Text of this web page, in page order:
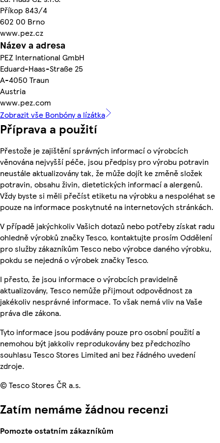
Příkop 843/4
602 00 Brno
www.pez.cz
Název a adresa
PEZ International GmbH
Eduard-Haas-Straße 25
A-4050 Traun
Austria
www.pez.com
Zobrazit vše Bonbóny a lízátka
Příprava a použití
Přestože je zajištění správných informací o výrobcích
věnována nejvyšší péče, jsou předpisy pro výrobu potravin
neustále aktualizovány tak, že může dojít ke změně složek
potravin, obsahu živin, dietetických informací a alergenů.
Vždy byste si měli přečíst etiketu na výrobku a nespoléhat se
pouze na informace poskytnuté na internetových stránkách.
V případě jakýchkoliv Vašich dotazů nebo potřeby získat radu
ohledně výrobků značky Tesco, kontaktujte prosím Oddělení
pro služby zákazníkům Tesco nebo výrobce daného výrobku,
pokdu se nejedná o výrobek značky Tesco.
I přesto, že jsou informace o výrobcích pravidelně
aktualizovány, Tesco nemůže přijmout odpovědnost za
jakékoliv nesprávné informace. To však nemá vliv na Vaše
práva dle zákona.
Tyto informace jsou podávány pouze pro osobní použití a
nemohou být jakkoliv reprodukovány bez předchozího
souhlasu Tesco Stores Limited ani bez řádného uvedení
zdroje.
© Tesco Stores ČR a.s.
Zatím nemáme žádnou recenzi
Pomozte ostatním zákazníkům